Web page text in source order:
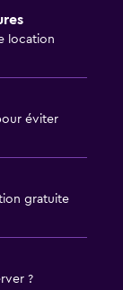
location
éviter
gratuite
?